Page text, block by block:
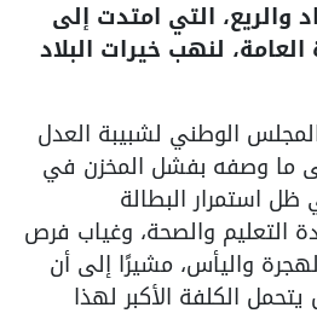
التي امتدت إلى
لنهب خيرات البلاد
الوطني لشبيبة العدل
ما وصفه بفشل المخزن في
استمرار البطالة
التعليم والصحة، وغياب فرص
واليأس، مشيرًا إلى أن
الكلفة الأكبر لهذا